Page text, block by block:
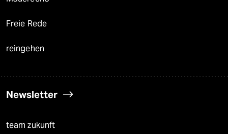
Freie Rede
reingehen
Newsletter
team zukunft